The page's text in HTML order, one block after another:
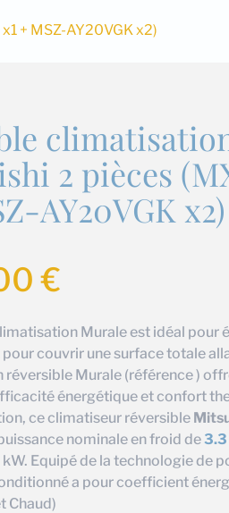
+ MSZ-AY20VGK x2)
2 pièces
AY20VGK x2)
€
Murale est idéal pour
couvrir une surface totale
Murale (référence )
énergétique et confort
ce climatiseur réversible
nominale en froid de 3.3
kW. Equipé de la technologie de
a pour coefficient
Chaud)